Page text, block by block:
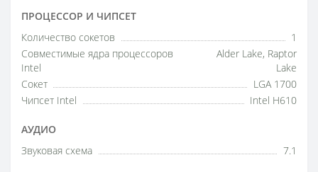
ПРОЦЕССОР И ЧИПСЕТ
Количество сокетов
1
Совместимые ядра процессоров
Intel
Alder Lake, Raptor
Lake
Сокет
LGA 1700
Чипсет Intel
Intel H610
АУДИО
Звуковая схема 7.1